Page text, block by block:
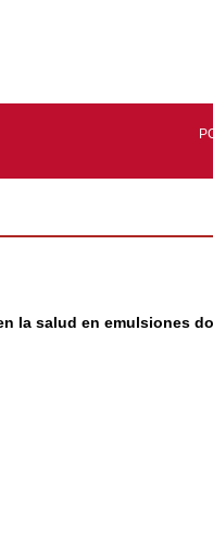
la salud en emulsiones